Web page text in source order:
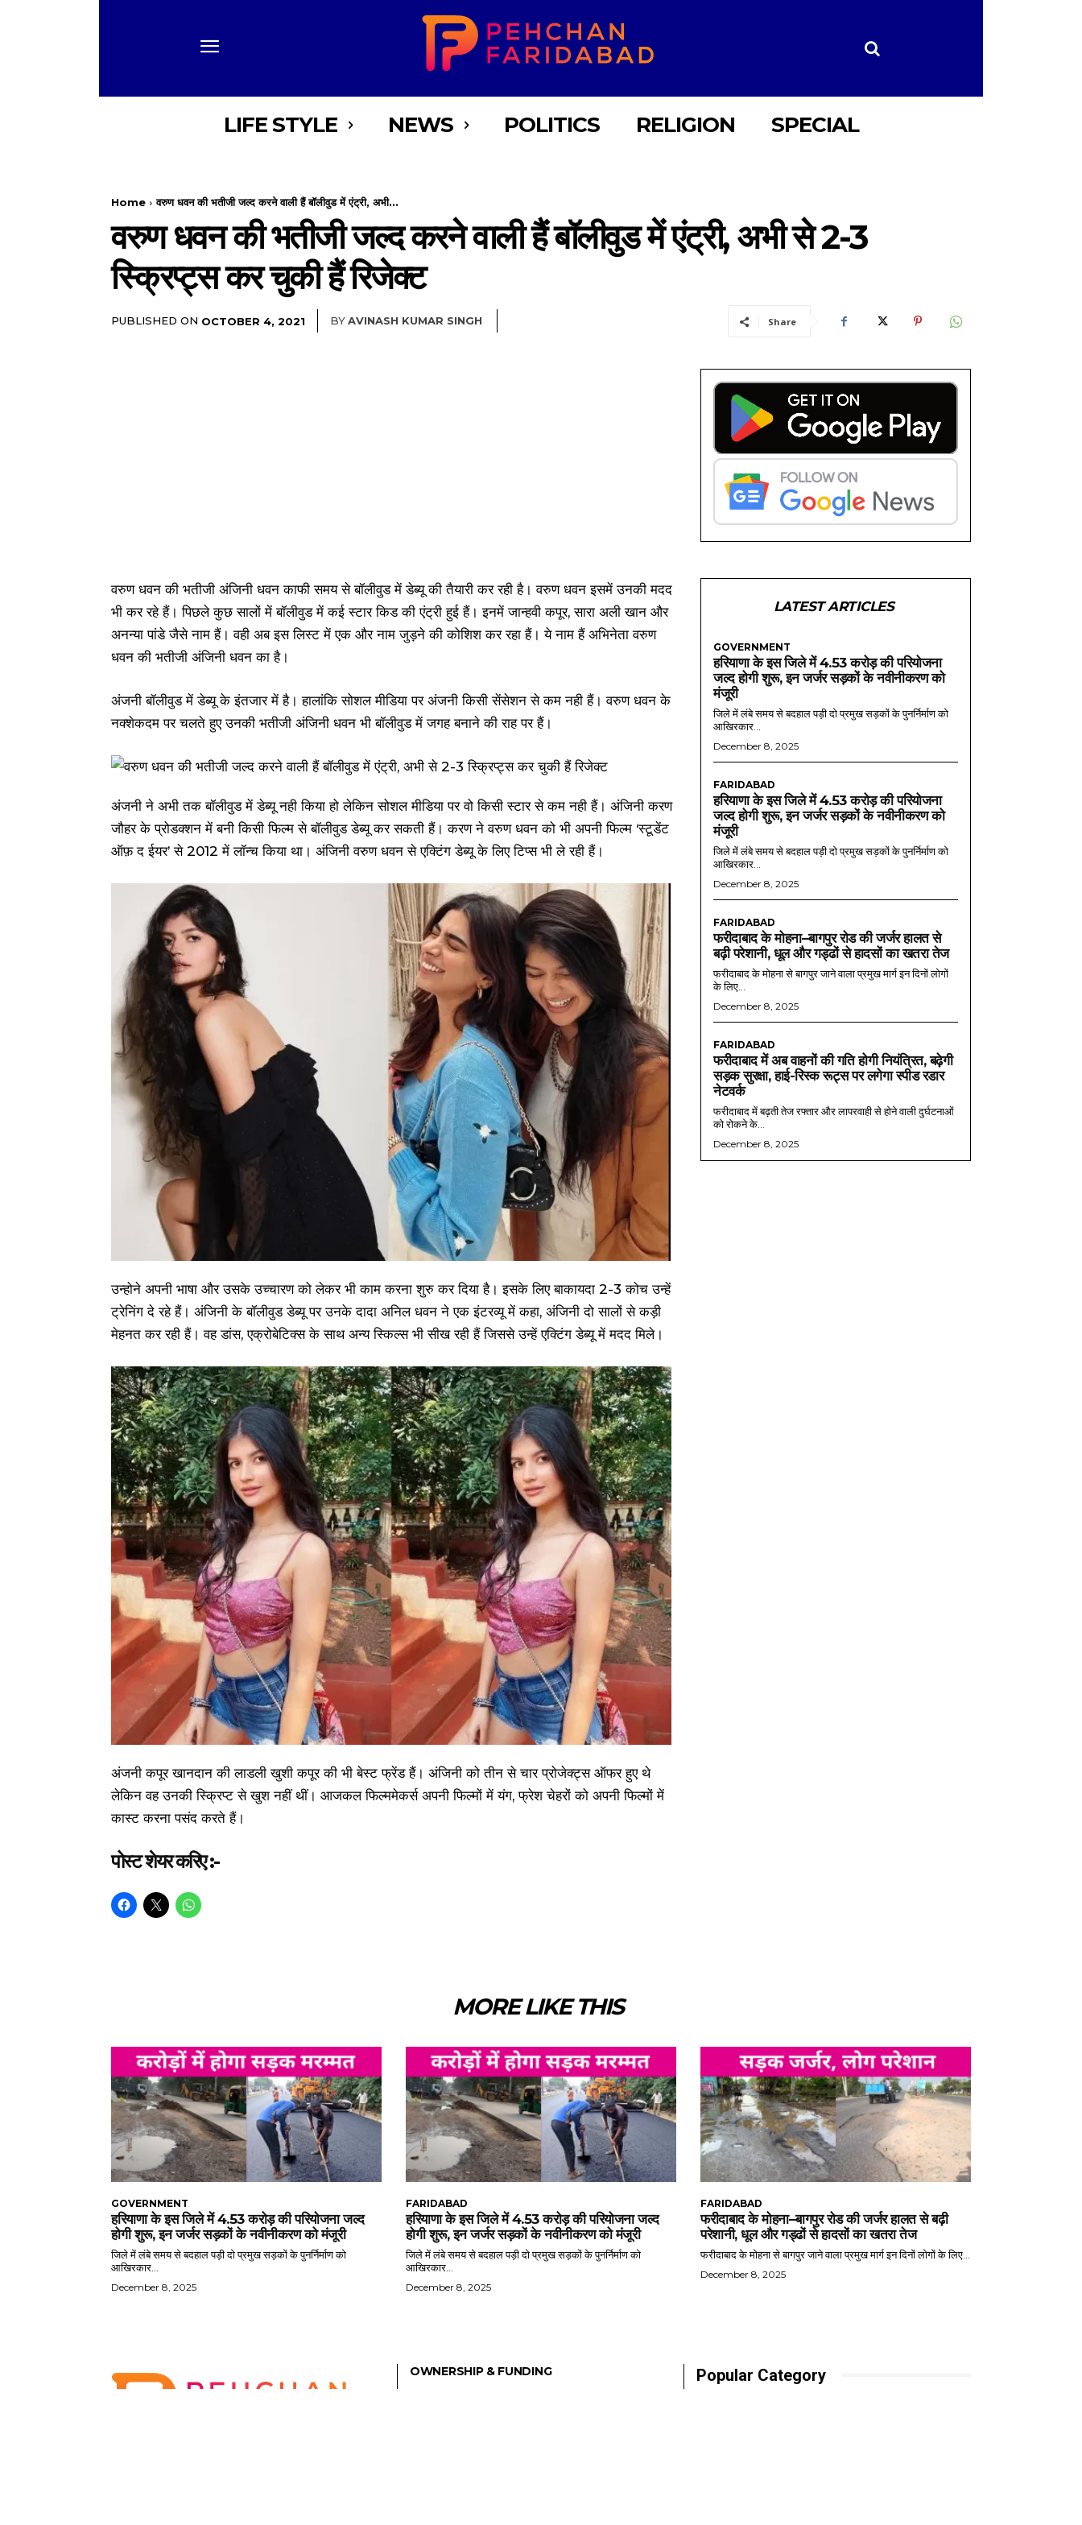
LIFE STYLE NEWS POLITICS RELIGION SPECIAL
Home वरुण धवन की भतीजी जल्द करने वाली हैं बॉलीवुड में एंट्री, अभी...
वरुण धवन की भतीजी जल्द करने वाली हैं बॉलीवुड में एंट्री, अभी से 2-3
स्क्रिप्ट्स कर चुकी हैं रिजेक्ट
PUBLISHED ON OCTOBER 4, 2021 BYAVINASH KUMAR SINGH Share
वरुण धवन की भतीजी अंजिनी धवन काफी समय से बॉलीवुड में डेब्यू की तैयारी कर रही है। वरुण धवन इसमें उनकी मदद
भी कर रहे हैं। पिछले कुछ सालों में बॉलीवुड में कई स्टार किड की एंट्री हुई हैं। इनमें जान्हवी कपूर, सारा अली खान और
अनन्या पांडे जैसे नाम हैं। वही अब इस लिस्ट में एक और नाम जुड़ने की कोशिश कर रहा हैं। ये नाम हैं अभिनेता वरुण
धवन की भतीजी अंजिनी धवन का है।
अंजनी बॉलीवुड में डेब्यू के इंतजार में है। हालांकि सोशल मीडिया पर अंजनी किसी सेंसेशन से कम नही हैं। वरुण धवन के
नक्शेकदम पर चलते हुए उनकी भतीजी अंजिनी धवन भी बॉलीवुड में जगह बनाने की राह पर हैं।
अंजनी ने अभी तक बॉलीवुड में डेब्यू नही किया हो लेकिन सोशल मीडिया पर वो किसी स्टार से कम नही हैं। अंजिनी करण
जौहर के प्रोडक्शन में बनी किसी फिल्म से बॉलीवुड डेब्यू कर सकती हैं। करण ने वरुण धवन को भी अपनी फिल्म ‘स्टूडेंट
ऑफ़ द ईयर’ से 2012 में लॉन्च किया था। अंजिनी वरुण धवन से एक्टिंग डेब्यू के लिए टिप्स भी ले रही हैं।
उन्होने अपनी भाषा और उसके उच्चारण को लेकर भी काम करना शुरु कर दिया है। इसके लिए बाकायदा 2-3 कोच उन्हें
ट्रेनिंग दे रहे हैं। अंजिनी के बॉलीवुड डेब्यू पर उनके दादा अनिल धवन ने एक इंटरव्यू में कहा, अंजिनी दो सालों से कड़ी
मेहनत कर रही हैं। वह डांस, एक्रोबेटिक्स के साथ अन्य स्किल्स भी सीख रही हैं जिससे उन्हें एक्टिंग डेब्यू में मदद मिले।
अंजनी कपूर खानदान की लाडली खुशी कपूर की भी बेस्ट फ्रेंड हैं। अंजिनी को तीन से चार प्रोजेक्ट्स ऑफर हुए थे
लेकिन वह उनकी स्क्रिप्ट से खुश नहीं थीं। आजकल फिल्ममेकर्स अपनी फिल्मों में यंग, फ्रेश चेहरों को अपनी फिल्मों में
कास्ट करना पसंद करते हैं।
पोस्ट शेयर करिए :-
LATEST ARTICLES
GOVERNMENT
हरियाणा के इस जिले में 4.53 करोड़ की परियोजना
जल्द होगी शुरू, इन जर्जर सड़कों के नवीनीकरण को
मंजूरी
जिले में लंबे समय से बदहाल पड़ी दो प्रमुख सड़कों के पुनर्निर्माण को
आखिरकार...
December 8, 2025
FARIDABAD
हरियाणा के इस जिले में 4.53 करोड़ की परियोजना
जल्द होगी शुरू, इन जर्जर सड़कों के नवीनीकरण को
मंजूरी
जिले में लंबे समय से बदहाल पड़ी दो प्रमुख सड़कों के पुनर्निर्माण को
आखिरकार...
December 8, 2025
FARIDABAD
फरीदाबाद के मोहना–बागपुर रोड की जर्जर हालत से
बढ़ी परेशानी, धूल और गड्ढों से हादसों का खतरा तेज
फरीदाबाद के मोहना से बागपुर जाने वाला प्रमुख मार्ग इन दिनों लोगों
के लिए...
December 8, 2025
FARIDABAD
फरीदाबाद में अब वाहनों की गति होगी नियंत्रित, बढ़ेगी
सड़क सुरक्षा, हाई-रिस्क रूट्स पर लगेगा स्पीड रडार
नेटवर्क
फरीदाबाद में बढ़ती तेज रफ्तार और लापरवाही से होने वाली दुर्घटनाओं
को रोकने के...
December 8, 2025
MORE LIKE THIS
GOVERNMENT
हरियाणा के इस जिले में 4.53 करोड़ की परियोजना जल्द
होगी शुरू, इन जर्जर सड़कों के नवीनीकरण को मंजूरी
जिले में लंबे समय से बदहाल पड़ी दो प्रमुख सड़कों के पुनर्निर्माण को
आखिरकार...
December 8, 2025
FARIDABAD
हरियाणा के इस जिले में 4.53 करोड़ की परियोजना जल्द
होगी शुरू, इन जर्जर सड़कों के नवीनीकरण को मंजूरी
जिले में लंबे समय से बदहाल पड़ी दो प्रमुख सड़कों के पुनर्निर्माण को
आखिरकार...
December 8, 2025
FARIDABAD
फरीदाबाद के मोहना–बागपुर रोड की जर्जर हालत से बढ़ी
परेशानी, धूल और गड्ढों से हादसों का खतरा तेज
फरीदाबाद के मोहना से बागपुर जाने वाला प्रमुख मार्ग इन दिनों लोगों के लिए...
December 8, 2025
OWNERSHIP & FUNDING
Popular Category